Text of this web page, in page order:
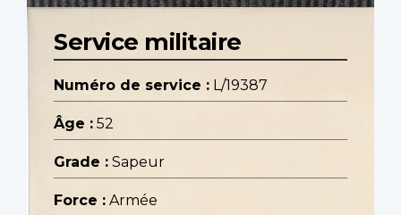
Service militaire
Numéro de service : L/19387
Âge : 52
Grade : Sapeur
Force : Armée